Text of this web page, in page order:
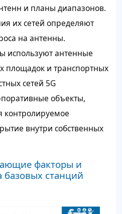
и планы диапазонов.
их сетей определяют
на антенны.
используют антенные
площадок и транспортных
сетей 5G
объекты,
контролируемое
внутри собственных
факторы и
станций